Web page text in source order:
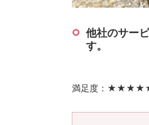
他社のサー
す。
満足度：